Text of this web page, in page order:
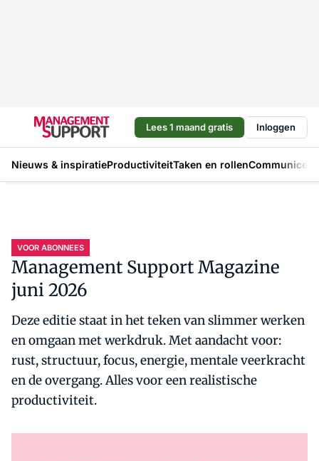
Lees 1 maand gratis Inloggen
Nieuws & inspiratieProductiviteitTaken en rollen
VOOR ABONNEES
Management Support Magazine
juni 2026
Deze editie staat in het teken van slimmer werken
en omgaan met werkdruk. Met aandacht voor:
rust, structuur, focus, energie, mentale veerkracht
en de overgang. Alles voor een realistische
productiviteit.